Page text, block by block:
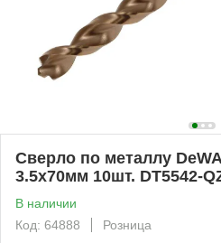
Сверло по металлу
3.5x70мм 10шт. DT5542-
В наличии
Код: 64888
Розница